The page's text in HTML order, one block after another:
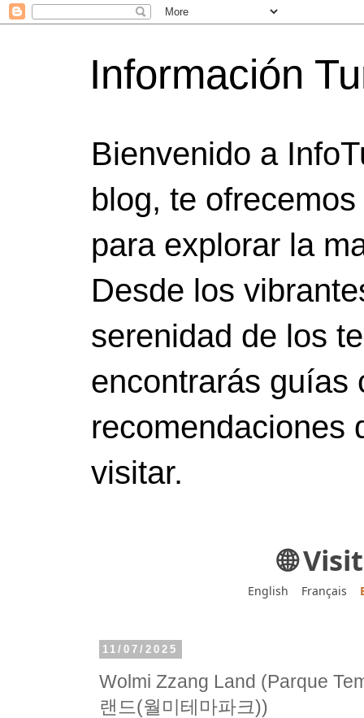
Información
Bienvenido a
blog, te
para explorar la
Desde los
serenidad de los
encontrarás guías
recomendaciones
visitar.
🌐
English Français
11/07/2025
Wolmi Zzang Land (Parque
랜드(월미테마파크))